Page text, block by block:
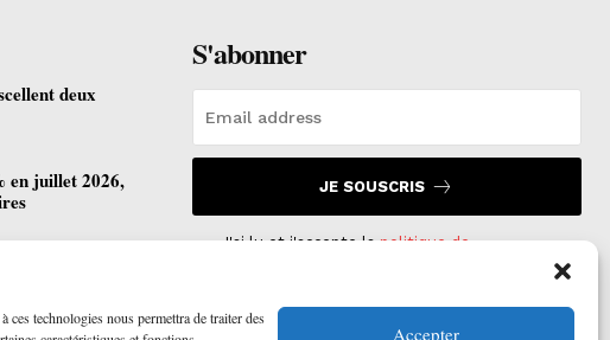
technologies nous permettra de traiter des
Accepter
deux
en juillet 2026,
ouvre ses
S'abonner
JE SOUSCRIS
J'ai lu et j'accepte lapolitique de